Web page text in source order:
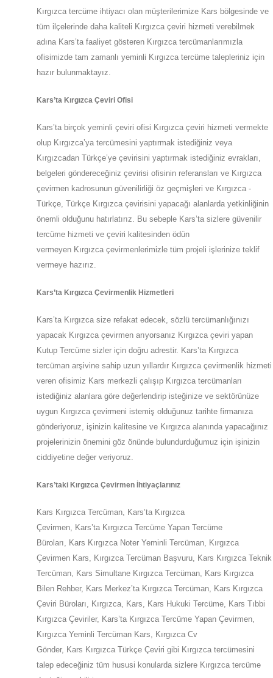
Kırgızca tercüme ihtiyacı olan müşterilerimize Kars bölgesinde ve
tüm ilçelerinde daha kaliteli Kırgızca çeviri hizmeti verebilmek
adına Kars’ta faaliyet gösteren Kırgızca tercümanlarımızla
ofisimizde tam zamanlı yeminli Kırgızca tercüme talepleriniz için
hazır bulunmaktayız.
Kars’ta Kırgızca Çeviri Ofisi
Kars’ta birçok yeminli çeviri ofisi Kırgızca çeviri hizmeti vermekte
olup Kırgızca’ya tercümesini yaptırmak istediğiniz veya
Kırgızcadan Türkçe’ye çevirisini yaptırmak istediğiniz evrakları,
belgeleri göndereceğiniz çevirisi ofisinin referansları ve Kırgızca
çevirmen kadrosunun güvenilirliği öz geçmişleri ve Kırgızca -
Türkçe, Türkçe Kırgızca çevirisini yapacağı alanlarda yetkinliğinin
önemli olduğunu hatırlatırız. Bu sebeple Kars’ta sizlere güvenilir
tercüme hizmeti ve çeviri kalitesinden ödün
vermeyen Kırgızca çevirmenlerimizle tüm projeli işlerinize teklif
vermeye hazırız.
Kars’ta Kırgızca Çevirmenlik Hizmetleri
Kars’ta Kırgızca size refakat edecek, sözlü tercümanlığınızı
yapacak Kırgızca çevirmen arıyorsanız Kırgızca çeviri yapan
Kutup Tercüme sizler için doğru adrestir. Kars’ta Kırgızca
tercüman arşivine sahip uzun yıllardır Kırgızca çevirmenlik hizmeti
veren ofisimiz Kars merkezli çalışıp Kırgızca tercümanları
istediğiniz alanlara göre değerlendirip isteğinize ve sektörünüze
uygun Kırgızca çevirmeni istemiş olduğunuz tarihte firmanıza
gönderiyoruz, işinizin kalitesine ve Kırgızca alanında yapacağınız
projelerinizin önemini göz önünde bulundurduğumuz için işinizin
ciddiyetine değer veriyoruz.
Kars’taki Kırgızca Çevirmen İhtiyaçlarınız
Kars Kırgızca Tercüman, Kars’ta Kırgızca
Çevirmen, Kars’ta Kırgızca Tercüme Yapan Tercüme
Büroları, Kars Kırgızca Noter Yeminli Tercüman, Kırgızca
Çevirmen Kars, Kırgızca Tercüman Başvuru, Kars Kırgızca Teknik
Tercüman, Kars Simultane Kırgızca Tercüman, Kars Kırgızca
Bilen Rehber, Kars Merkez’ta Kırgızca Tercüman, Kars Kırgızca
Çeviri Büroları, Kırgızca, Kars, Kars Hukuki Tercüme, Kars Tıbbi
Kırgızca Çeviriler, Kars’ta Kırgızca Tercüme Yapan Çevirmen,
Kırgızca Yeminli Tercüman Kars, Kırgızca Cv
Gönder, Kars Kırgızca Türkçe Çeviri gibi Kırgızca tercümesini
talep edeceğiniz tüm hususi konularda sizlere Kırgızca tercüme